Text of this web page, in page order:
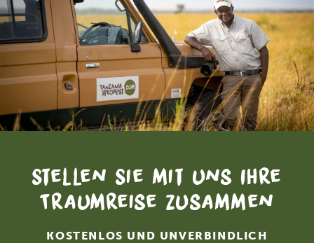
Stellen Sie mit uns Ihre
Traumreise zusammen
KOSTENLOS UND UNVERBINDLICH